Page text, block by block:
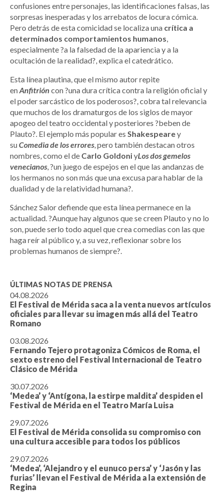
confusiones entre personajes, las identificaciones falsas, las
sorpresas inesperadas y los arrebatos de locura cómica.
Pero detrás de esta comicidad se localiza una crítica a
determinados comportamientos humanos
especialmente ?a la falsedad de la apariencia y a la
ocultación de la realidad?, explica el catedrático.
Esta línea plautina, que el mismo autor repite
enAnfitrión con ?una dura crítica contra la religión oficial y
el poder sarcástico de los poderosos?, cobra tal relevancia
que muchos de los dramaturgos de los siglos de mayor
apogeo del teatro occidental y posteriores ?beben de
Plauto?. El ejemplo más popular es Shakespearey
suComedia de los errores , pero también destacan otros
nombres, como el de Carlo GoldoniyLos dos gemelos
venecianos , ?un juego de espejos en el que las andanzas de
los hermanos no son más que una excusa para hablar de la
dualidad y de la relatividad humana?.
Sánchez Salor defiende que esta línea permanece en la
actualidad. ?Aunque hay algunos que se creen Plauto y no lo
son, puede serlo todo aquel que crea comedias con las que
haga reír al público y, a su vez, reflexionar sobre los
problemas humanos de siempre?.
ÚLTIMAS NOTAS DE PRENSA
04.08.2026
El Festival de Mérida saca a la venta nuevos artículos
oficiales para llevar su imagen más allá del Teatro
Romano
03.08.2026
Fernando Tejero protagoniza Cómicos de Roma, el
sexto estreno del Festival Internacional de Teatro
Clásico de Mérida
30.07.2026
‘Medea’ y ‘Antígona, la estirpe maldita’ despiden el
Festival de Mérida en el Teatro María Luisa
29.07.2026
El Festival de Mérida consolida su compromiso con
una cultura accesible para todos los públicos
29.07.2026
‘Medea’, ‘Alejandro y el eunuco persa’ y ‘Jasón y las
furias’ llevan el Festival de Mérida a la extensión de
Regina